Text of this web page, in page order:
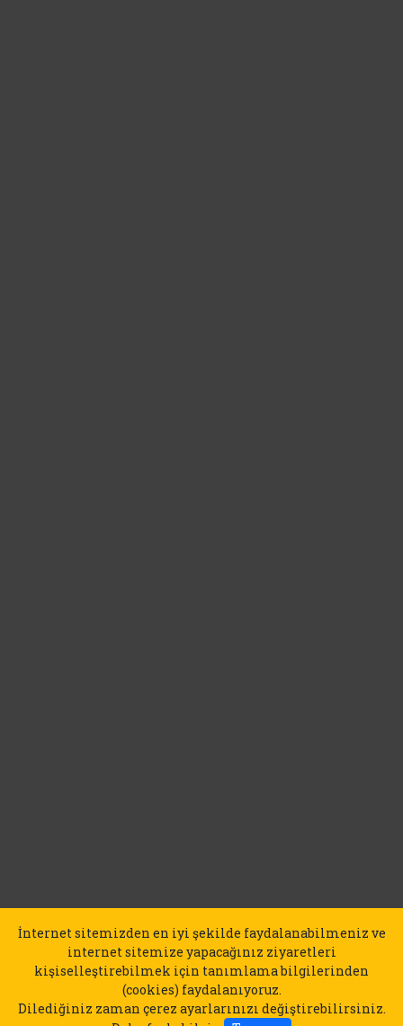
İnternet sitemizden en iyi şekilde faydalanabilmeniz ve
internet sitemize yapacağınız ziyaretleri
kişiselleştirebilmek için tanımlama bilgilerinden
(cookies) faydalanıyoruz.
Dilediğiniz zaman çerez ayarlarınızı değiştirebilirsiniz.